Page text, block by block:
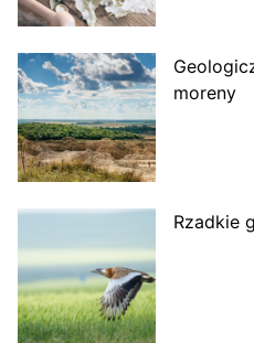
moreny
Rzadkie